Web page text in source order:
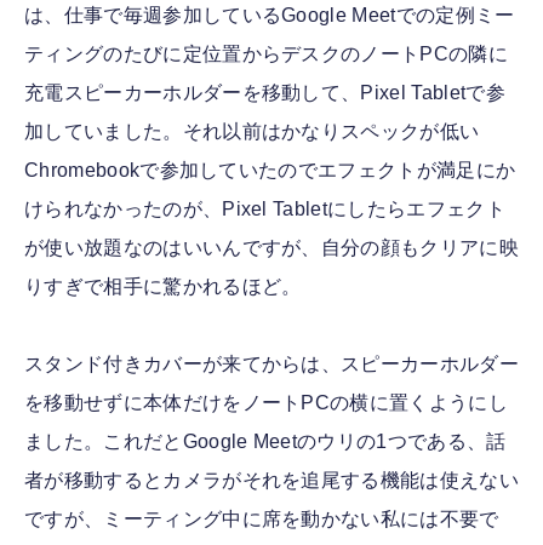
は、仕事で毎週参加しているGoogle Meetでの定例ミー
ティングのたびに定位置からデスクのノートPCの隣に
充電スピーカーホルダーを移動して、Pixel Tabletで参
加していました。それ以前はかなりスペックが低い
Chromebookで参加していたのでエフェクトが満足にか
けられなかったのが、Pixel Tabletにしたらエフェクト
が使い放題なのはいいんですが、自分の顔もクリアに映
りすぎで相手に驚かれるほど。
スタンド付きカバーが来てからは、スピーカーホルダー
を移動せずに本体だけをノートPCの横に置くようにし
ました。これだとGoogle Meetのウリの1つである、話
者が移動するとカメラがそれを追尾する機能は使えない
ですが、ミーティング中に席を動かない私には不要で